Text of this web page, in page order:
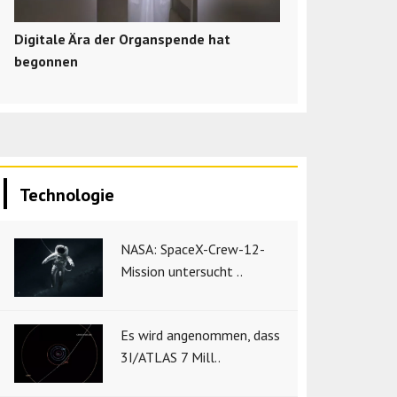
Digitale Ära der Organspende hat
begonnen
Technologie
NASA: SpaceX-Crew-12-
Mission untersucht ..
Es wird angenommen, dass
3I/ATLAS 7 Mill..